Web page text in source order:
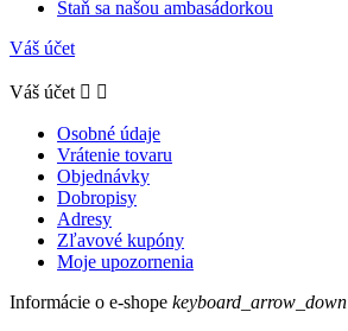
Staň sa našou ambasádorkou
Váš účet
Váš účet  
Osobné údaje
Vrátenie tovaru
Objednávky
Dobropisy
Adresy
Zľavové kupóny
Moje upozornenia
Informácie o e-shope keyboard_arrow_down